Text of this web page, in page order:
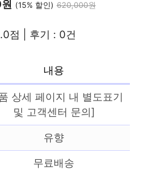
(15% 할인) 620,000원
점 | 후기 : 0건
내용
상세 페이지 내 별도표기
및 고객센터 문의]
유향
무료배송